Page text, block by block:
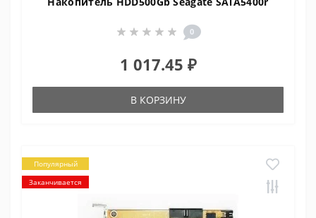
0
1 017.45 ₽
В КОРЗИНУ
Популярный
Заканчивается